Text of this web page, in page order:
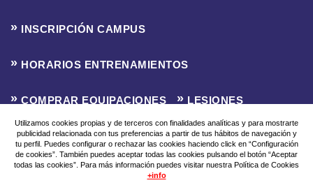
INSCRIPCIÓN CAMPUS
HORARIOS ENTRENAMIENTOS
COMPRAR EQUIPACIONES LESIONES
CLASIFICACIONES INSCRIPCIÓN LIGA F8
Aviso Legal Política de Privacidad Política de Cookies
Utilizamos cookies propias y de terceros con finalidades analíticas y para mostrarte
publicidad relacionada con tus preferencias a partir de tus hábitos de navegación y
tu perfil. Puedes configurar o rechazar las cookies haciendo click en “Configuración
de cookies”. También puedes aceptar todas las cookies pulsando el botón “Aceptar
todas las cookies”. Para más información puedes visitar nuestra Política de Cookies
+info